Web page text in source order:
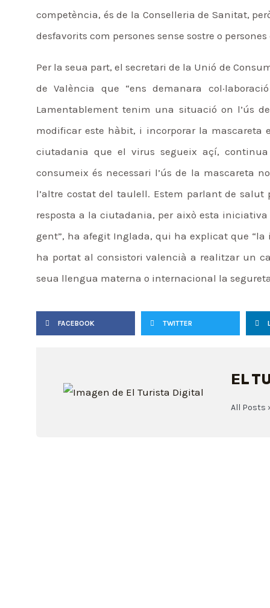
competència, és de la Conselleria de Sanitat,
desfavorits com persones sense sostre o persones
Per la seua part, el secretari de la Unió de
de València que “ens demanara
Lamentablement tenim una situació on l’ús
modificar este hàbit, i incorporar la mascareta
ciutadania que el virus segueix açí,
consumeix és necessari l’ús de la mascareta
l’altre costat del taulell. Estem parlant de
resposta a la ciutadania, per això esta
gent”, ha afegit Inglada, qui ha explicat que
ha portat al consistori valencià a realitzar un
seua llengua materna o internacional la
FACEBOOK TWITTER
EL
All Posts